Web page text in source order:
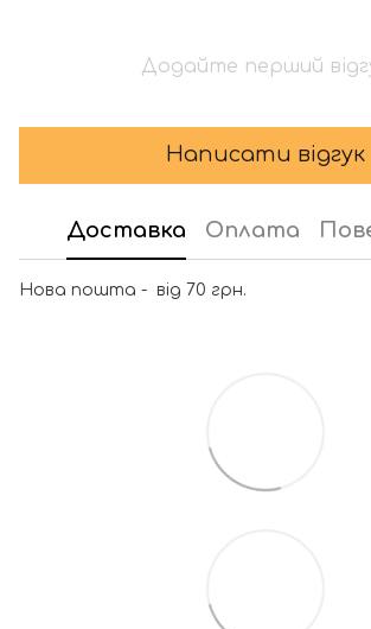
Додайте перший
Написати відгук
Доставка Оплата
Нова пошта - від 70 грн.